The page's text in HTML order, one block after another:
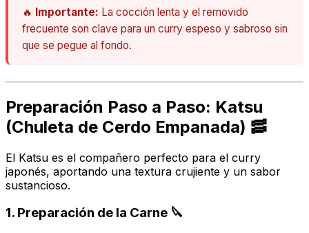
🔥 Importante: La cocción lenta y el removido
frecuente son clave para un curry espeso y sabroso sin
que se pegue al fondo.
Preparación Paso a Paso: Katsu
(Chuleta de Cerdo Empanada) 🥓
El Katsu es el compañero perfecto para el curry
japonés, aportando una textura crujiente y un sabor
sustancioso.
1. Preparación de la Carne 🔪